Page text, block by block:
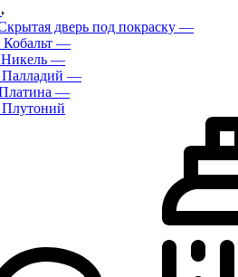
дверь под покраску —
—
—
—
—
Плутоний